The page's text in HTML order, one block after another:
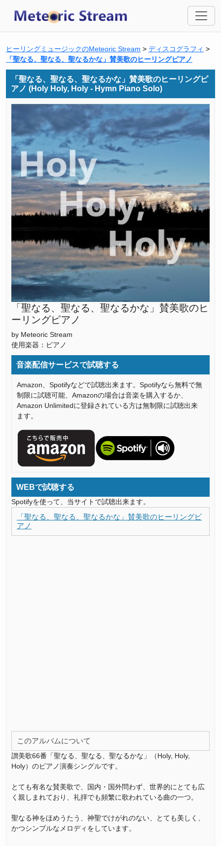
ヒーリングミュージックのMeteoric Stream > ディスコグラフィ >
「聖なる、聖なる、聖なるかな」賛美歌のヒーリングピアノ
「聖なる、聖なる、聖なるかな」賛美歌のヒーリングピ
アノ (Holy Holy, Holy - Hymn Piano Solo)
「聖なる、聖なる、聖なるかな」賛美歌のヒ
ーリングピアノ
by Meteoric Stream
使用楽器：ピアノ
音楽配信サービスで試聴する
Amazon、Spotifyなどで試聴出来ます。Spotifyなら無料で無
制限に試聴可能、Amazonの場合は音楽を購入するか、
Amazon Unlimitedに登録されている方は無制限に試聴出来
ます。
WEBで試聴する
Spotifyを使って、当サイトで試聴出来ます。
「聖なる、聖なる、聖なるかな」賛美歌のヒーリングピ
アノ
このアルバムについて
讃美歌66番「聖なる、聖なる、聖なるかな」（Holy, Holy,
Holy）のピアノ演奏シングルです。
とても有名な賛美歌で、国内・国外問わず、世界的にとても広
く親しまれており、礼拝でも頻繁に歌われている曲の一つ。
聖なる神をほめうたう、神聖でけがれのない、とても美しく、
かつシンプルなメロディをしています。